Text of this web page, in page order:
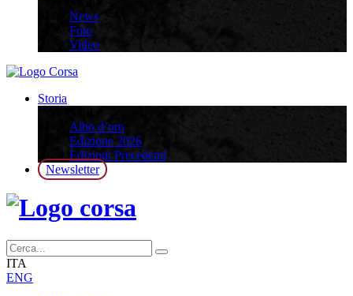
News
Foto
Video
Storia
Albo d’oro
Edizione 2026
Edizioni Precedenti
Newsletter
ITA
ENG